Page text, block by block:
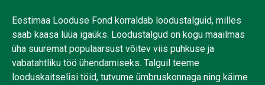
Eestimaa Looduse Fond korraldab loodustalguid, milles
saab kaasa lüüa igaüks. Loodustalgud on kogu maailmas
üha suuremat populaarsust võitev viis puhkuse ja
vabatahtliku töö ühendamiseks. Talguil teeme
looduskaitselisi töid, tutvume ümbruskonnaga ning käime